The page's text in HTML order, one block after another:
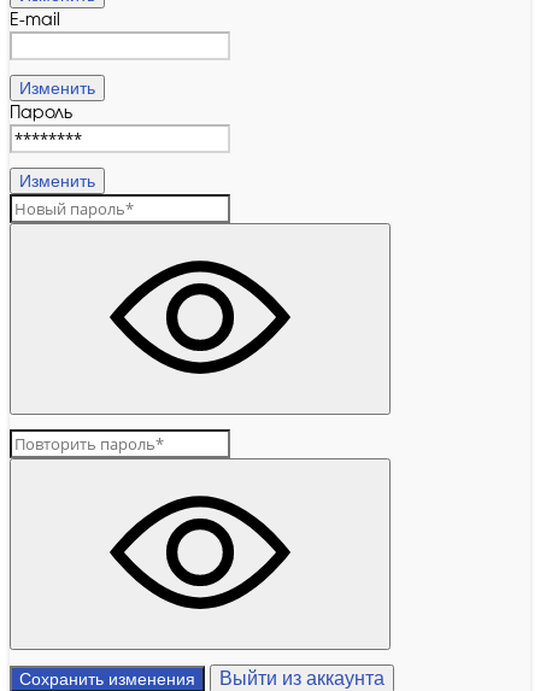
E-mail
Изменить
Пароль
Изменить
Сохранить изменения
Выйти из аккаунта